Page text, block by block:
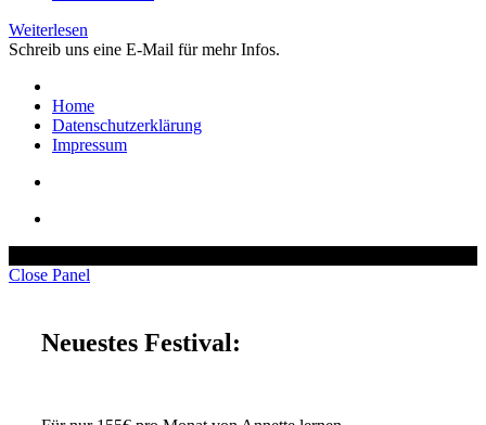
Weiterlesen
Schreib uns eine E-Mail für mehr Infos.
Home
Datenschutzerklärung
Impressum
Close Panel
Neuestes Festival: